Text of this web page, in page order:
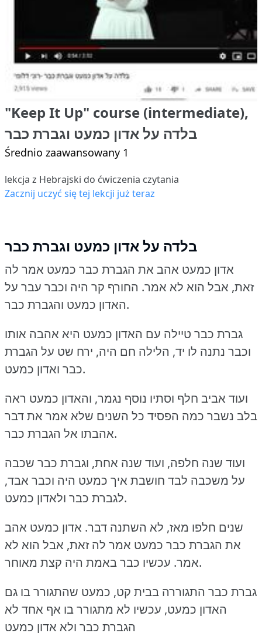
"Keep It Up" course (intermediate),
בלדה על אדון כמעט וגברת כבר
Średnio zaawansowany 1
lekcja z Hebrajski do ćwiczenia czytania
Zacznij uczyć się tej lekcji już teraz
בלדה על אדון כמעט וגברת כבר
אדון כמעט אהב את הגברת כבר כמעט אמר לה
זאת, אבל הוא לא אמר. החורף קר היה וכבר עבר על
האדון כמעט והגברת כבר.
גברת כבר טיילה עם האדון כמעט היא אהבה אותו
וכבר נתנה לו יד, הלילה חם היה, ירח שט על הגברת
כבר ואדון כמעט.
ועוד אביב חלף וסתיו נוסף נגמר, והאדון כמעט ראה
בלב נשבר כמה הפסיד כל השנים שלא אמר את דבר
אהבתו אל הגברת כבר.
ועוד שנה חלפה, ועוד שנה אחת, וגברת כבר שכבה
על משכבה לבד חושבת איך כמעט היה וכבר אבד,
לגברת כבר ולאדון כמעט.
שנים חלפו מאז, לא השתנה דבר. אדון כמעט אהב
את הגברת כבר כמעט אמר לה זאת, אבל הוא לא
אמר.עכשיו כבר באמת היה קצת מאוחר.
גברת כבר התגוררה בבית קט, כמעט שהתגורר בו גם
האדון כמעט, עכשיו לא מתגורר בו אף אחד לא
הגברת כבר ולא אדון כמעט